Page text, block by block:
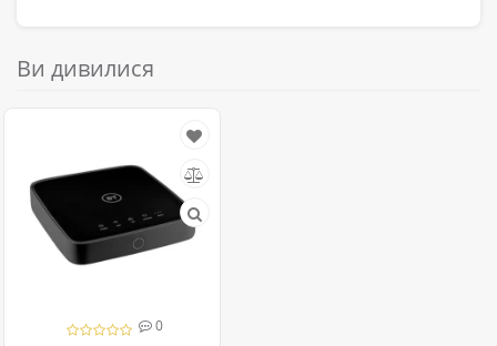
Ви дивилися
0